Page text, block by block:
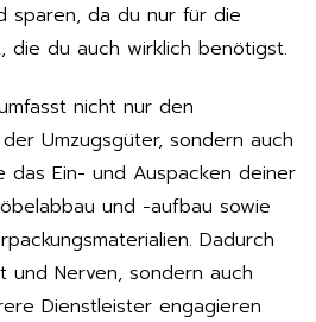
sparen, da du nur für die
die du auch wirklich benötigst.
nicht nur den
Umzugsgüter, sondern auch
das Ein- und Auspacken deiner
und -aufbau sowie
Dadurch
und Nerven, sondern auch
Dienstleister engagieren